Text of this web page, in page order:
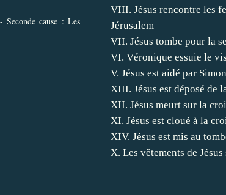
- Seconde cause : Les
VIII. Jésus rencontre les
Jérusalem
VII. Jésus tombe pour la
VI. Véronique essuie le
V. Jésus est aidé par
XIII. Jésus est déposé de
XII. Jésus meurt sur la
XI. Jésus est cloué à la
XIV. Jésus est mis au
X. Les vêtements de